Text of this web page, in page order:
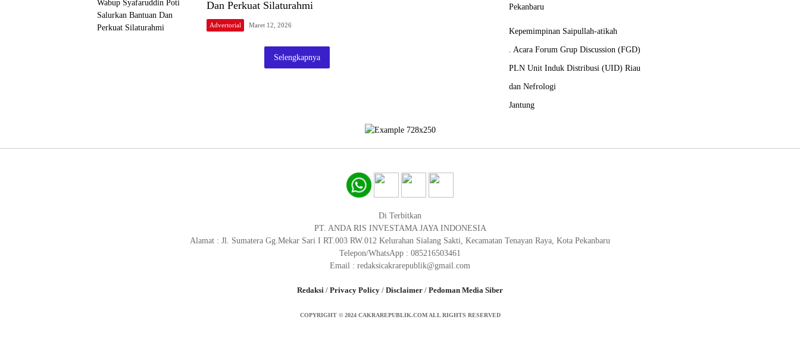
Dan Perkuat Silaturahmi
Advertorial Maret 12, 2026
Selengkapnya
Kepemimpinan Saipullah-atikah
. Acara Forum Grup Discussion (FGD)
PLN Unit Induk Distribusi (UID) Riau
dan Nefrologi
Jantung
Di Terbitkan
PT. ANDA RIS INVESTAMA JAYA INDONESIA
Alamat : Jl. Sumatera Gg.Mekar Sari I RT.003 RW.012 Kelurahan Sialang Sakti, Kecamatan Tenayan Raya, Kota Pekanbaru
Telepon/WhatsApp : 085216503461
Email : redaksicakrarepublik@gmail.com
Redaksi / Privacy Policy / Disclaimer / Pedoman Media Siber
COPYRIGHT © 2024 CAKRAREPUBLIK.COM ALL RIGHTS RESERVED